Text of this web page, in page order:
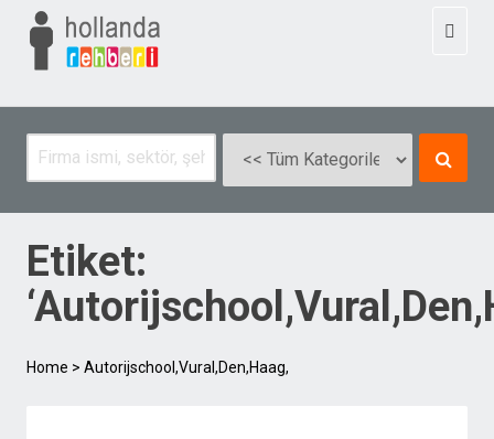
Etiket:
Home > Autorijschool,Vural,Den,Haag,